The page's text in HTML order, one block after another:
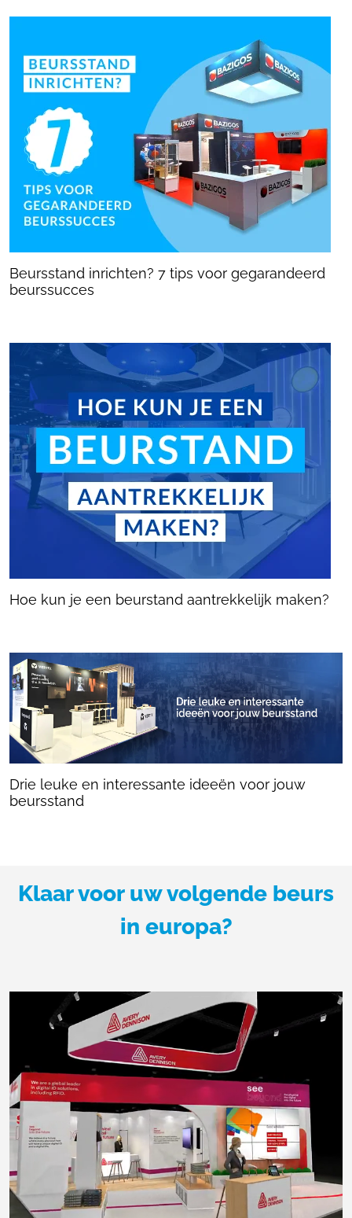
Beursstand inrichten? 7 tips voor gegarandeerd
beurssucces
Hoe kun je een beurstand aantrekkelijk maken?
Drie leuke en interessante ideeën voor jouw
beursstand
Klaar voor uw volgende beurs
in europa?